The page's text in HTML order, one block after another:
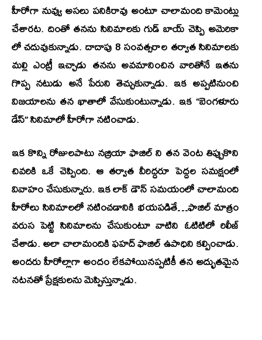
హీరోగా నువ్వు అసలు పనికిరావు అంటూ చాలామంది కామెంట్లు
చేశారట. దింతో తనను సినిమాలకు గుడ్ బాయ్ చెప్పి అమెరికా
లో చదువుకున్నాడు. దాదాపు 8 సంవత్సరాల తర్వాత సినిమాలకు
మల్లి ఎంట్రీ ఇచ్చాడు తనను అవమానించిన వారితోనే ఇతను
గొప్ప నటుడు అనే పేరుని తెచ్చుకున్నాడు. ఇక అప్పటినుంచి
విజయాలను తన ఖాతాలో వేసుకుంటున్నాడు. ఇక “బెంగళూరు
డేస్” సినిమాలో హీరోగా నటించాడు.
ఇక కొన్ని రోజులపాటు నజ్రియా ఫాజిల్ ని తన వెంట తిప్పుకొని
చివరికి ఒకే చెప్పింది. ఆ తర్వాత వీరిద్దరూ పెద్దల సమక్షంలో
వివాహం చేసుకున్నారు. ఇక లాక్ డౌన్ సమయంలో చాలామంది
హీరోలు సినిమాలలో నటించడానికి భయపడితే…ఫాజిల్ మాత్రం
వరుస పెట్టి సినిమాలను చేసుకుంటూ వాటిని ఓటిటిలో రిలీజ్
చేశాడు. అలా చాలామందికి ఫహద్ ఫాజిల్ ఉపాధిని కల్పించాడు.
అందరు హీరోల్లాగా అందం లేకపోయినప్పటికీ తన అద్భుతమైన
నటనతో ప్రేక్షకులను మెప్పిస్తున్నాడు.